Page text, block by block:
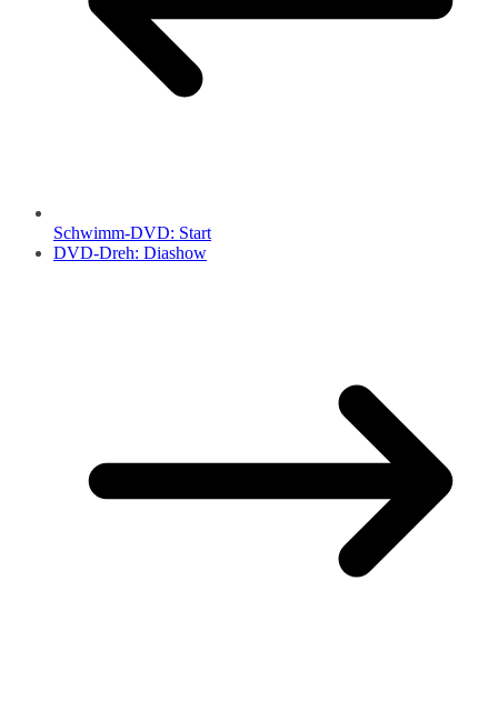
Schwimm-DVD: Start
DVD-Dreh: Diashow